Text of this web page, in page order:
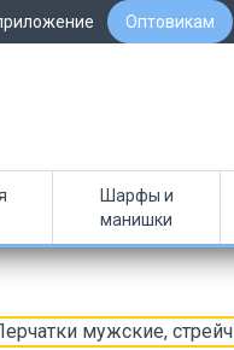
Оптовикам
Шарфы и
манишки
мужские, стрейч